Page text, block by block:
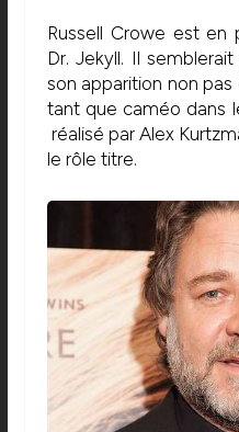
Russell Crowe est en
Dr. Jekyll. Il
son apparition non
tant que caméo dans
réalisé par Alex
le rôle titre.